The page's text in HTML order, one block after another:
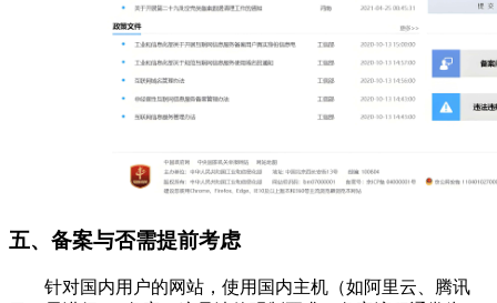
五、备案与否需提前考虑
针对国内用户的网站，使用国内主机（如阿里云、腾讯